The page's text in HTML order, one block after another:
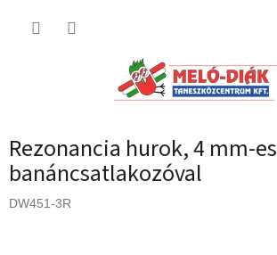
Rezonancia hurok, 4 mm-es
banáncsatlakozóval
DW451-3R